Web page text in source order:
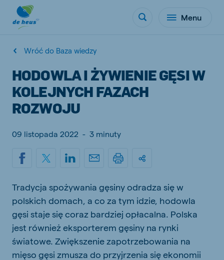
Menu
Wróć do Baza wiedzy
HODOWLA I ŻYWIENIE GĘSI W
KOLEJNYCH FAZACH
ROZWOJU
09 listopada 2022 - 3 minuty
Tradycja spożywania gęsiny odradza się w
polskich domach, a co za tym idzie, hodowla
gęsi staje się coraz bardziej opłacalna. Polska
jest również eksporterem gęsiny na rynki
światowe. Zwiększenie zapotrzebowania na
mięso gęsi zmusza do przyjrzenia się ekonomii